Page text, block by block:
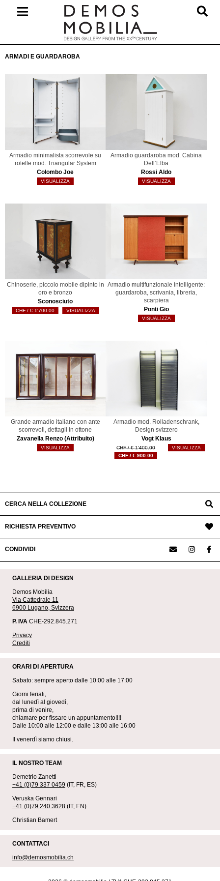
primario
navigzione
ARMADI E GUARDAROBA
Armadio minimalista scorrevole su
rotelle mod. Triangular System
Colombo Joe
VISUALIZZA
Armadio guardaroba mod. Cabina
Dell’Elba
Rossi Aldo
VISUALIZZA
Chinoserie, piccolo mobile dipinto in
oro e bronzo
Sconosciuto
€1'700.00 VISUALIZZA
Armadio multifunzionale intelligente:
guardaroba, scrivania, libreria,
scarpiera
Ponti Gio
VISUALIZZA
Grande armadio italiano con ante
scorrevoli, dettagli in ottone
Zavanella Renzo (Attribuito)
VISUALIZZA
Armadio mod. Rolladenschrank,
Design svizzero
Vogt Klaus
€1'400.00
€ 900.00
VISUALIZZA
CERCA NELLA COLLEZIONE
RICHIESTA PREVENTIVO
CONDIVIDI
GALLERIA DI DESIGN
Demos Mobilia
Via Cattedrale 11
6900 Lugano, Svizzera
P. IVA CHE-292.845.271
Privacy
Crediti
ORARI DI APERTURA
Sabato: sempre aperto dalle 10:00 alle 17:00
Giorni feriali,
dal lunedì al giovedì,
prima di venire,
chiamare per fissare un appuntamento!!!!
Dalle 10:00 alle 12:00 e dalle 13:00 alle 16:00
Il venerdì siamo chiusi.
IL NOSTRO TEAM
Demetrio Zanetti
+41 (0)79 337 0459 (IT, FR, ES)
Veruska Gennari
+41 (0)79 240 3628 (IT, EN)
Christian Bamert
CONTATTACI
info@demosmobilia.ch